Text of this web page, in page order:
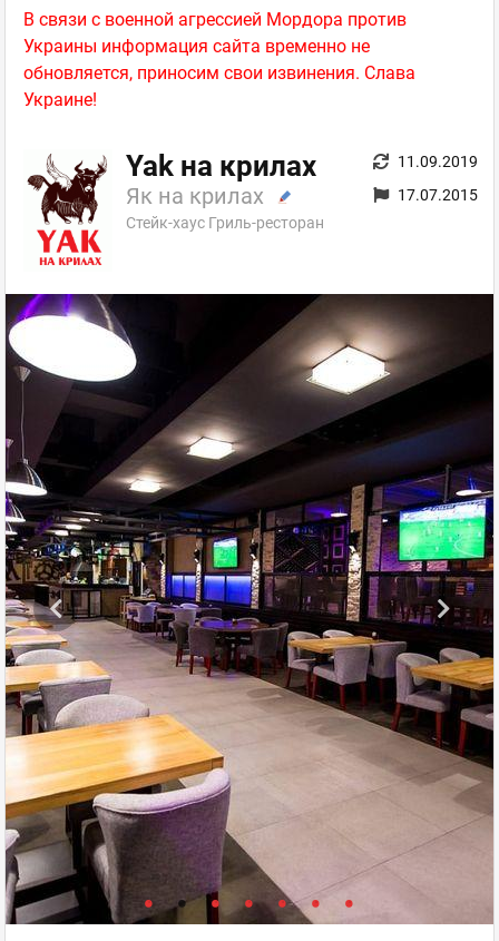
В связи с военной агрессией Мордора против
Украины информация сайта временно не
обновляется, приносим свои извинения. Слава
Украине!
Yak на крилах
Як на крилах
Стейк-хаус Гриль-ресторан
11.09.2019
17.07.2015